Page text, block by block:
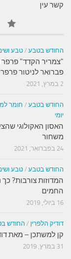
קשר עין
החודש בטבע /טבע
"צמריר הקדד"
פברואר לניטור
2 במרץ, 2021
החודש בטבע / חומר
יומי
האסון האקולוגי
משחור
24 בפברואר, 2021
החודש בטבע /טבע
המדוזות צורבות? כך
החמים
16 ביולי, 2019
דודיק הלפרין /החודש
קן למשתכן – מאת
31 במרץ, 2019